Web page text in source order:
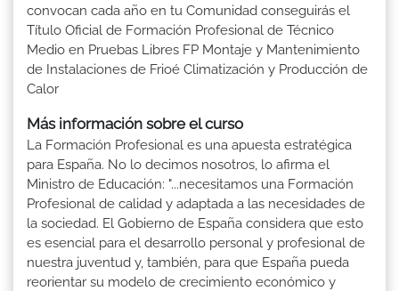
convocan cada año en tu Comunidad conseguirás el
Título Oficial de Formación Profesional de Técnico
Medio en Pruebas Libres FP Montaje y Mantenimiento
de Instalaciones de Frioé Climatización y Producción de
Calor
Más información sobre el curso
La Formación Profesional es una apuesta estratégica
para España. No lo decimos nosotros, lo afirma el
Ministro de Educación: "...necesitamos una Formación
Profesional de calidad y adaptada a las necesidades de
la sociedad. El Gobierno de España considera que esto
es esencial para el desarrollo personal y profesional de
nuestra juventud y, también, para que España pueda
reorientar su modelo de crecimiento económico y